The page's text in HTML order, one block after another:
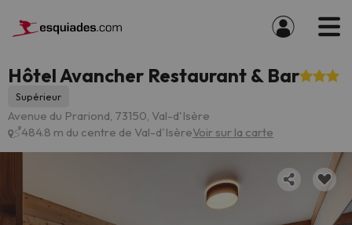
Hôtel Avancher Restaurant & Bar
Supérieur
Avenue du Prariond, 73150, Val-d'Isère
484.8 m du centre de Val-d'IsèreVoir sur la carte